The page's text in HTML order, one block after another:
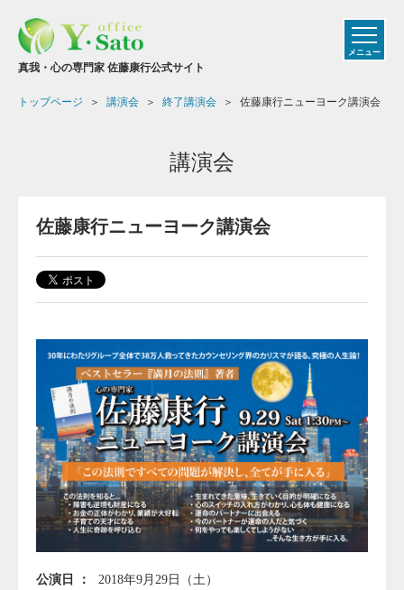
真我・心の専門家 佐藤康行公式サイト
メニュー
トップページ 講演会 終了講演会 佐藤康行ニューヨーク講演会
講演会
佐藤康行ニューヨーク講演会
公演日
2018年9月29日（土）